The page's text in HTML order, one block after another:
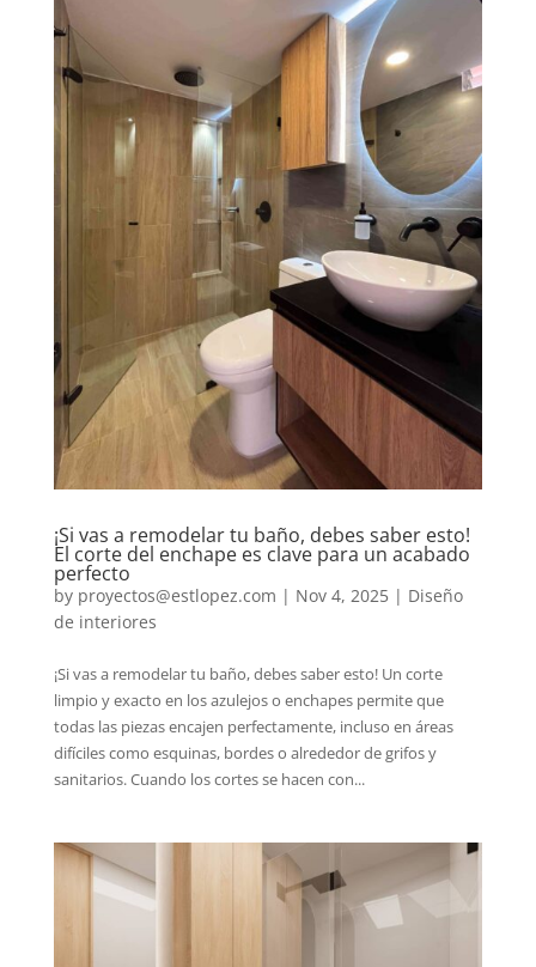
¡Si vas a remodelar tu baño, debes saber esto!
El corte del enchape es clave para un acabado
perfecto
by proyectos@estlopez.com | Nov 4, 2025| Diseño
de interiores
¡Si vas a remodelar tu baño, debes saber esto! Un corte
limpio y exacto en los azulejos o enchapes permite que
todas las piezas encajen perfectamente, incluso en áreas
difíciles como esquinas, bordes o alrededor de grifos y
sanitarios. Cuando los cortes se hacen con...